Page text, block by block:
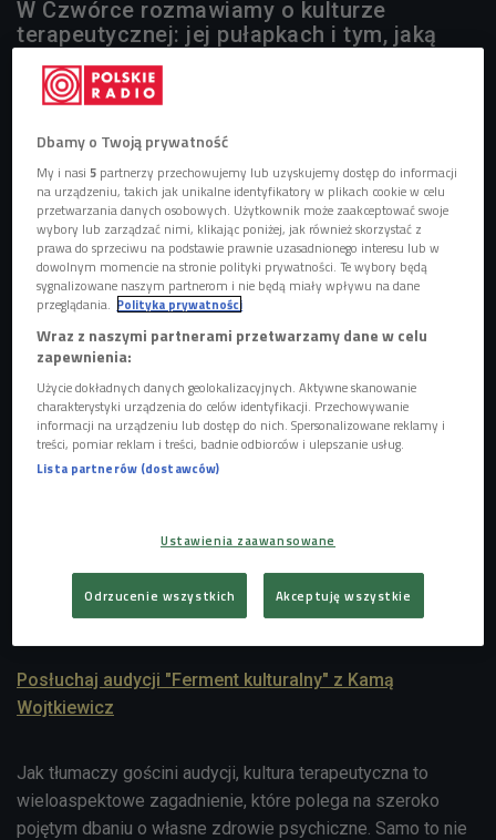
W Czwórce rozmawiamy o kulturze
terapeutycznej: jej pułapkach i tym, jaką
cenę płacimy za pracę nad sobą na własną
rękę.
Zdjęcie ilustracyjne Foto: Shutterstock
- Jestem zaskoczona społecznym rezonansem tej książki.
Jak obserwuję na spotkaniach autorskich czy podczas
psychologami i psychoterapeutami - mówi Kama
pojęciowość terapeutyczna niebezpiecznie zaczynają nam
dominować nad naszymi codziennymi interakcjami - dodaje.
Posłuchaj audycji "Ferment kulturalny" z Kamą
Wojtkiewicz
Jak tłumaczy gościni audycji, kultura terapeutyczna to
wieloaspektowe zagadnienie, które polega na szeroko
pojętym dbaniu o własne zdrowie psychiczne. Samo to nie
Dbamy o Twoją prywatność
My i nasi5 partnerzy przechowujemy lub uzyskujemy dostęp do informacji
na urządzeniu, takich jak unikalne identyfikatory w plikach cookie w celu
przetwarzania danych osobowych. Użytkownik może zaakceptować swoje
wybory lub zarządzać nimi, klikając poniżej, jak również skorzystać z
prawa do sprzeciwu na podstawie prawnie uzasadnionego interesu lub w
dowolnym momencie na stronie polityki prywatności. Te wybory będą
sygnalizowane naszym partnerom i nie będą miały wpływu na dane
przeglądania. Polityka prywatności
Wraz z naszymi partnerami przetwarzamy dane w celu
zapewnienia:
Użycie dokładnych danych geolokalizacyjnych. Aktywne skanowanie
charakterystyki urządzenia do celów identyfikacji. Przechowywanie
informacji na urządzeniu lub dostęp do nich. Spersonalizowane reklamy i
treści, pomiar reklam i treści, badnie odbiorców i ulepszanie usług.
Lista partnerów (dostawców)
Ustawienia zaawansowane
Odrzucenie wszystkich Akceptuję wszystkie